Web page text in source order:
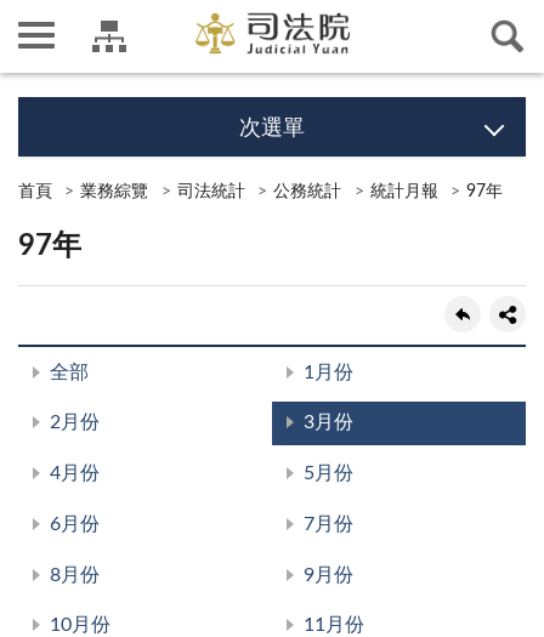
次選單
首頁 業務綜覽 司法統計 公務統計 統計月報 97年
97年
全部 1月份
2月份 3月份
4月份 5月份
6月份 7月份
8月份 9月份
10月份 11月份